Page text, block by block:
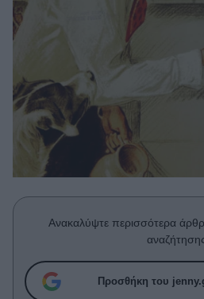
Woman Power
Working Girl
Real Women
Πρόσωπα
Συνεντεύξεις
Ask the Guru
Success Stories
Ανακαλύψτε περισσότερα
Προσθήκη του